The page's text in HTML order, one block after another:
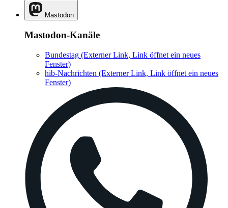
Mastodon
Mastodon-Kanäle
Bundestag (Externer Link, Link öffnet ein neues
Fenster)
hib-Nachrichten (Externer Link, Link öffnet ein neues
Fenster)